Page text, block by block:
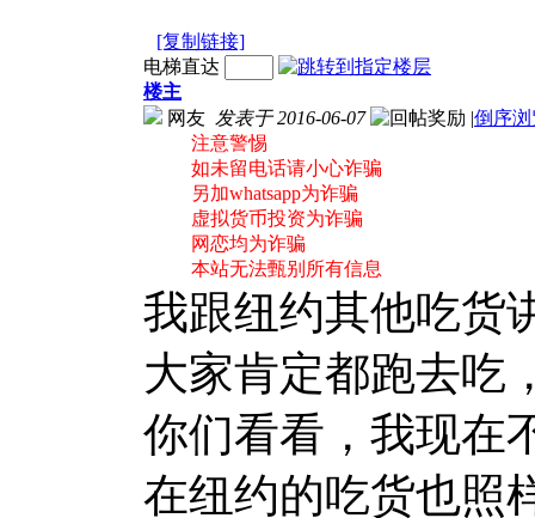
[复制链接]
电梯直达
楼主
网友 发表于 2016-06-07 |倒序浏
注意警惕
如未留电话请小心诈骗
另加whatsapp为诈骗
虚拟货币投资为诈骗
网恋均为诈骗
本站无法甄别所有信息
我跟纽约其他吃货
大家肯定都跑去吃
你们看看，我现在
在纽约的吃货也照